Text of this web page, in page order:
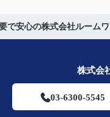
で安心の株式会社ルーム
株式会
03-6300-5545